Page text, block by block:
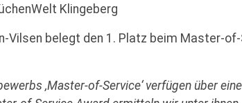
Klingeberg
Vilsen belegt den 1. Platz beim Master-
‚Master-of-Service‘ verfügen über